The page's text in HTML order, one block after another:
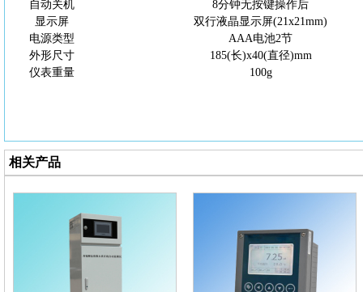
自动关机
8分钟无按键操作后
显示屏
双行液晶显示屏(21x21mm)
电源类型
AAA电池2节
外形尺寸
185(长)x40(直径)mm
仪表重量
100g
相关产品